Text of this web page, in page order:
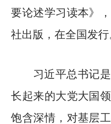
要论述学习读本》
社出版，在全国发行
习近平总书记是
长起来的大党大国
饱含深情，对基层